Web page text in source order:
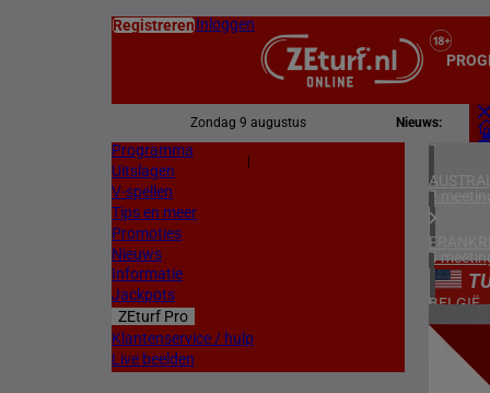
RegistrerenInloggen
Zondag 9 augustus Nieuws:
Programma
Uitslagen
V-spellen
Tips en meer
Promoties
Nieuws
Informatie
Jackpots
ZEturf Pro
Klantenservice / hulp
Live beelden
2
4
BELGIË
ZWEDEN
2
7
14/04/